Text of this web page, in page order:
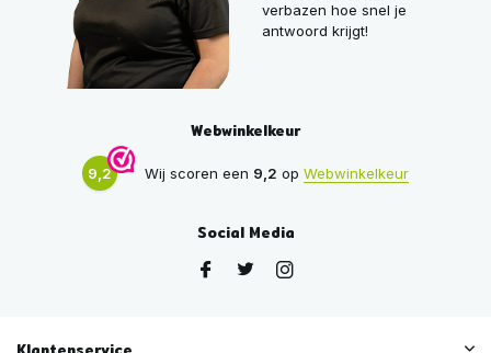
verbazen hoe snel je
antwoord krijgt!
Webwinkelkeur
9,2 Wij scoren een 9,2 op Webwinkelkeur
Social Media